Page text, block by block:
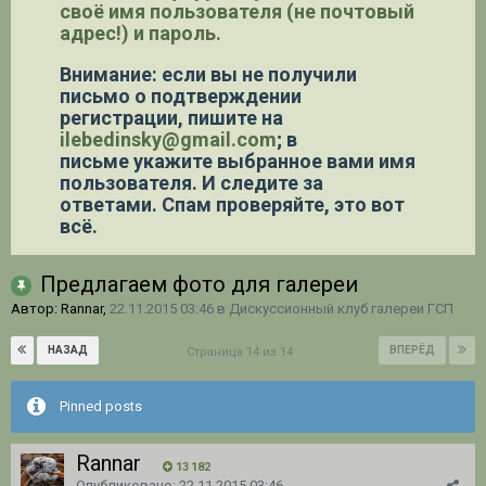
своё имя пользователя (не почтовый
адрес!) и пароль.
Внимание: если вы не получили
письмо о подтверждении
регистрации, пишите на
ilebedinsky@gmail.com; в
письме укажите выбранное вами имя
пользователя. И следите за
ответами. Спам проверяйте, это вот
всё.
Предлагаем фото для галереи
Автор: Rannar, 22.11.2015 03:46 в Дискуссионный клуб галереи ГСП
НАЗАД ВПЕРЁД
Страница 14 из 14
Pinned posts
Rannar 13 182